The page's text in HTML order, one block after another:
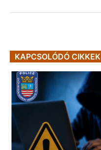
KAPCSOLÓDÓ CIKKEK